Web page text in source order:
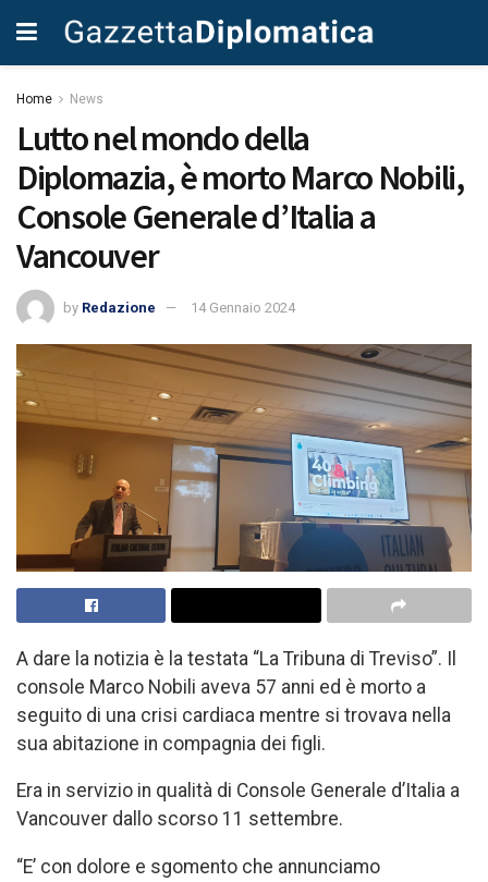
Home News
Lutto nel mondo della
Diplomazia, è morto Marco Nobili,
Console Generale d’Italia a
Vancouver
by Redazione 14 Gennaio 2024
A dare la notizia è la testata “La Tribuna di Treviso”. Il
console Marco Nobili aveva 57 anni ed è morto a
seguito di una crisi cardiaca mentre si trovava nella
sua abitazione in compagnia dei figli.
Era in servizio in qualità di Console Generale d’Italia a
Vancouver dallo scorso 11 settembre.
“E’ con dolore e sgomento che annunciamo